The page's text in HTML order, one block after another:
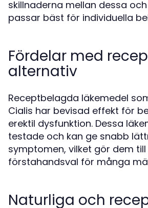
skillnaderna mellan dessa
passar bäst för individuella
Fördelar med
alternativ
Receptbelagda läkemedel
Cialis har bevisad effekt för
erektil dysfunktion. Dessa
testade och kan ge snabb
symptomen, vilket gör dem
förstahandsval för många
Naturliga och